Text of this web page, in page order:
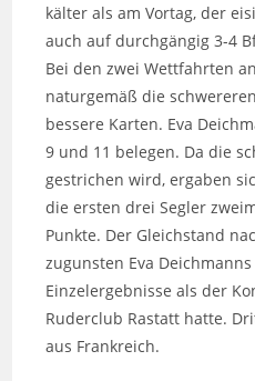
kälter als am Vortag, der
auch auf durchgängig 3-4
Bei den zwei Wettfahrten
naturgemäß die
bessere Karten. Eva
9 und 11 belegen. Da die
gestrichen wird, ergaben
die ersten drei Segler
Punkte. Der Gleichstand
zugunsten Eva
Einzelergebnisse als der
Ruderclub Rastatt hatte.
aus Frankreich.